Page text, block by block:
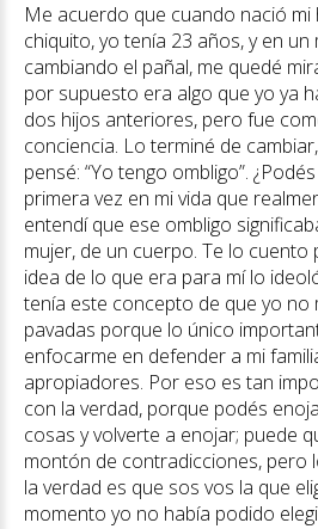
Me acuerdo que cuando nació mi
chiquito, yo tenía 23 años, y en
cambiando el pañal, me quedé
por supuesto era algo que yo ya
dos hijos anteriores, pero fue
conciencia. Lo terminé de
pensé: “Yo tengo ombligo”.
primera vez en mi vida que
entendí que ese ombligo
mujer, de un cuerpo. Te lo cuento
idea de lo que era para mí lo
tenía este concepto de que yo no
pavadas porque lo único
enfocarme en defender a mi
apropiadores. Por eso es tan
con la verdad, porque podés
cosas y volverte a enojar; puede
montón de contradicciones, pero
la verdad es que sos vos la que
momento yo no había podido